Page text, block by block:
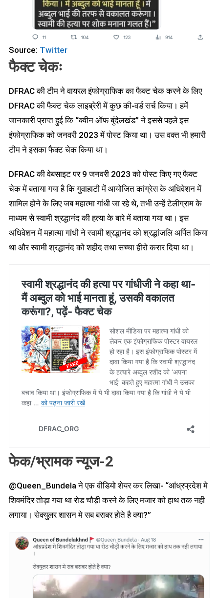
Source: Twitter
फैक्ट चेकः
DFRAC की टीम ने वायरल इंफोग्राफिक का फैक्ट चेक करने के लिए
DFRAC की फैक्ट चेक लाइब्रेरी में कुछ की-वर्ड सर्च किया। हमें
जानकारी प्राप्त हुई कि “क्वीन ऑफ बुंदेलखंड” ने इससे पहले इस
इंफोग्राफिक को जनवरी 2023 में पोस्ट किया था। उस वक्त भी हमारी
टीम ने इसका फैक्ट चेक किया था।
DFRAC की वेबसाइट पर 9 जनवरी 2023 को पोस्ट किए गए फैक्ट
चेक में बताया गया है कि गुवाहाटी में आयोजित कांग्रेस के अधिवेशन में
शामिल होने के लिए जब महात्मा गांधी जा रहे थे, तभी उन्हें टेलीग्राम के
माध्यम से स्वामी श्रद्धानंद की हत्या के बारे में बताया गया था। इस
अधिवेशन में महात्मा गांधी ने स्वामी श्रद्धानंद को श्रद्धांजलि अर्पित किया
था और स्वामी श्रद्धानंद को शहीद तथा सच्चा हीरो करार दिया था।
फेक/भ्रामक न्यूज-2
@Queen_Bundela ने एक वीडियो शेयर कर लिखा- “आंध्रप्रदेश मे
शिवमंदिर तोड़ा गया था रोड चौड़ी करने के लिए मजार को हाथ तक नही
लगाया। सेक्युलर शासन मे सब बराबर होते है क्या?”